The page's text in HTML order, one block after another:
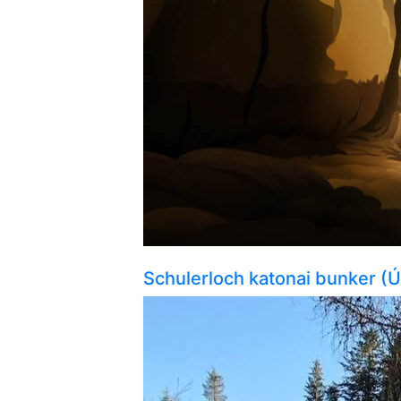
Schulerloch katonai bunker